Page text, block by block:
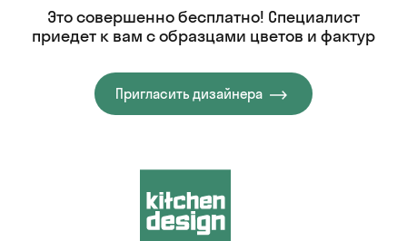
Это совершенно бесплатно! Специалист
приедет к вам с образцами цветов и фактур
Пригласить дизайнера